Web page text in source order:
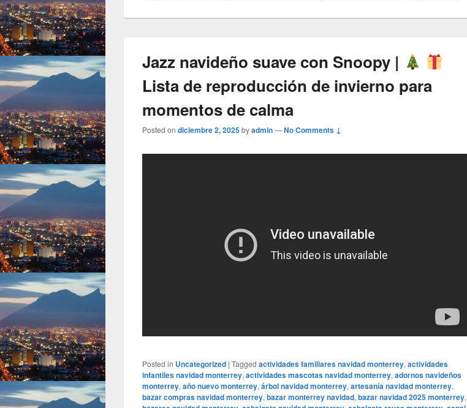
Jazz navideño suave con Snoopy |
Lista de reproducción de invierno para
momentos de calma
Posted on diciembre 2, 2025byadmin—No Comments ↓
Posted in Uncategorized | Tagged actividades familiares navidad monterrey, actividades
infantiles navidad monterrey, actividades mascotas navidad monterrey, adornos navideños
monterrey, año nuevo monterrey, árbol navidad monterrey, artesanía navidad monterrey,
bazar compras navidad monterrey, bazar monterrey navidad, bazar navidad 2025 monterrey,